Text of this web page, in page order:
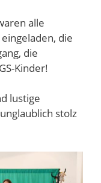
alle
die
die
Kinder!
lustige
stolz